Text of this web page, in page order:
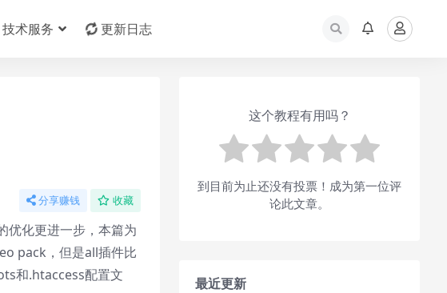
技术服务 更新日志
分享赚钱 收藏
优化更进一步，本篇为
pack，但是all插件比
和.htaccess配置文
这个教程有用吗？
到目前为止还没有投票！成为第一位评
论此文章。
最近更新